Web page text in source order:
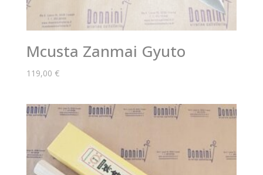
Mcusta Zanmai Gyuto
119,00 €